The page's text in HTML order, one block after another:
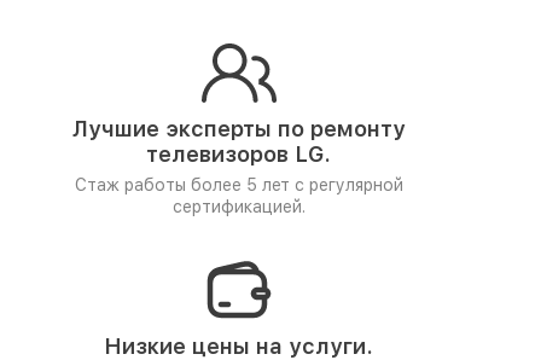
Лучшие эксперты по ремонту
телевизоров LG.
Стаж работы более 5 лет с регулярной
сертификацией.
Низкие цены на услуги.